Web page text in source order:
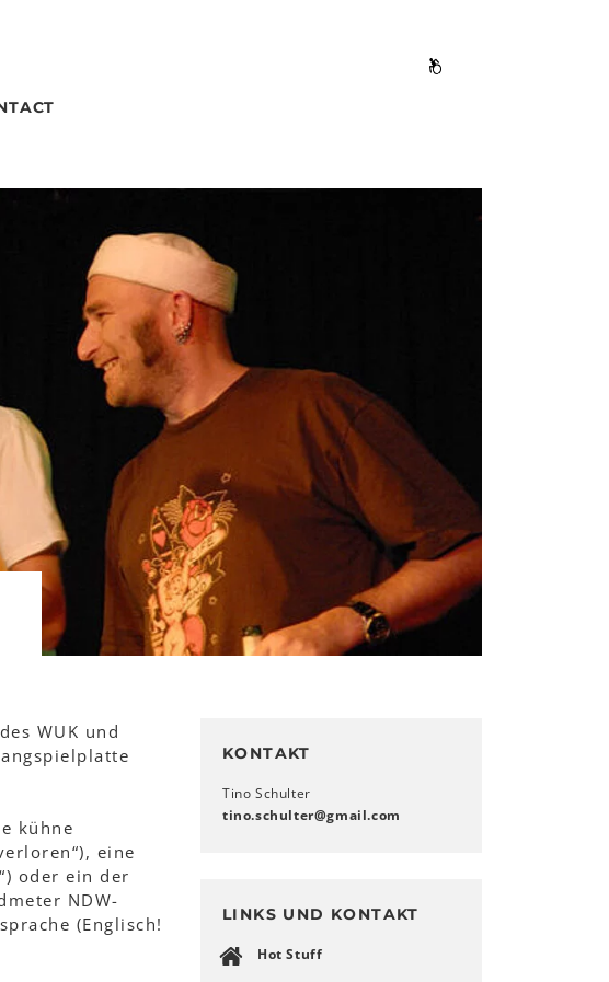
WUK und
kühne
eine
oder ein der
NDW-
(Englisch!
KONTAKT
Tino Schulter
​​​​​​​tino.schulter@gmail.com
LINKS UND KONTAKT
Hot Stuff